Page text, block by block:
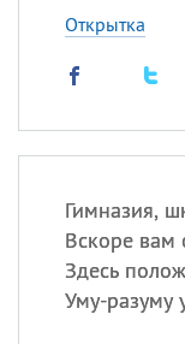
Открытка
Гимназия,
Вскоре вам
Здесь
Уму-разуму